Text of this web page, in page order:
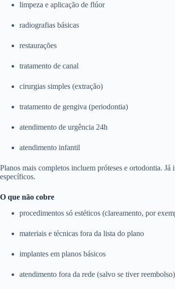
limpeza e aplicação de flúor
radiografias básicas
restaurações
tratamento de canal
cirurgias simples (extração)
tratamento de gengiva (periodontia)
atendimento de urgência 24h
atendimento infantil
Planos mais completos incluem próteses e ortodontia.
específicos.
O que não cobre
procedimentos só estéticos (clareamento, por
materiais e técnicas fora da lista do plano
implantes em planos básicos
atendimento fora da rede (salvo se tiver reembolso)